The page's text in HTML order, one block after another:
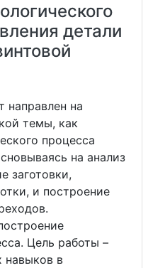
детали
направлен на
темы, как
процесса
на анализ
заготовки,
и построение
Цель работы –
навыков в